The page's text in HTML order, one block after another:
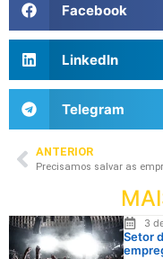
Facebook
LinkedIn
Telegram
ANTERIOR
3
Setor